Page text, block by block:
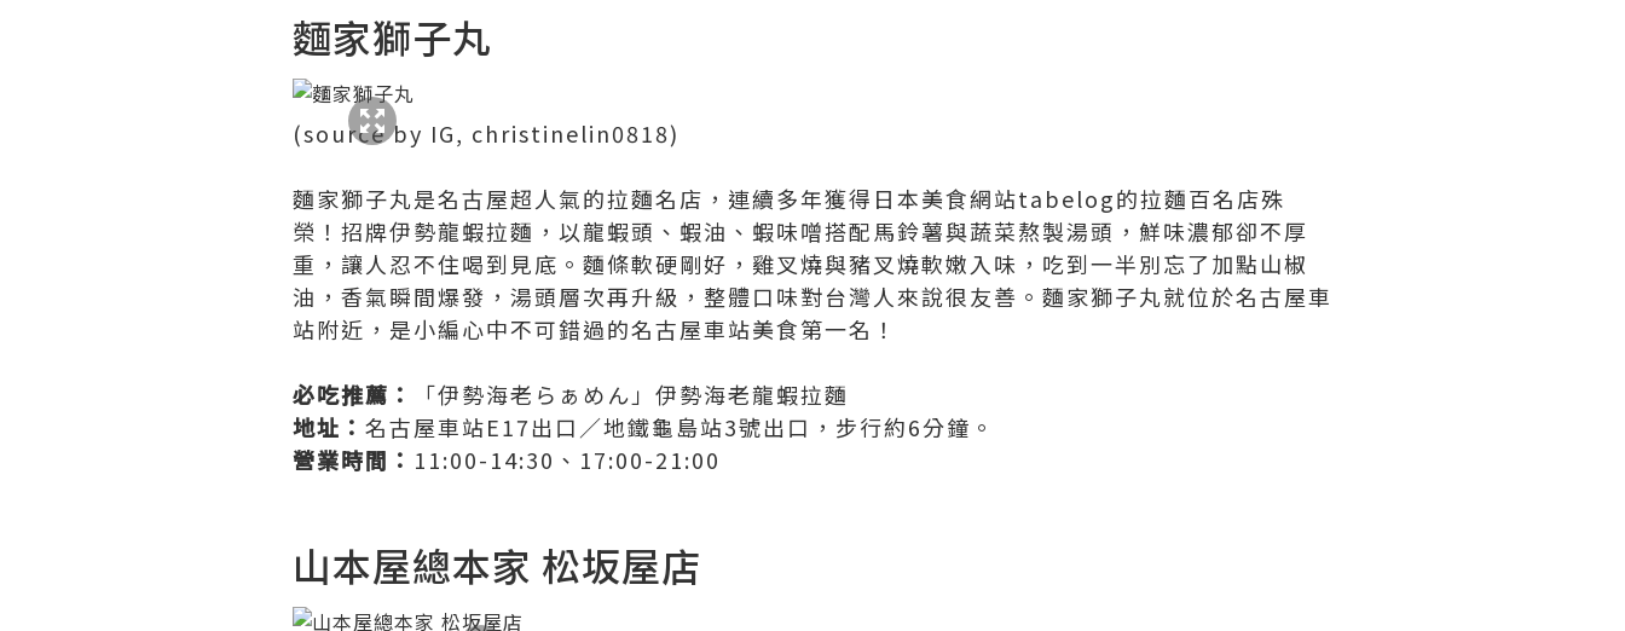
麵家獅子丸
(source by IG, christinelin0818)
麵家獅子丸是名古屋超人氣的拉麵名店，連續多年獲得日本美食網站tabelog的拉麵百名店殊
榮！招牌伊勢龍蝦拉麵，以龍蝦頭、蝦油、蝦味噌搭配馬鈴薯與蔬菜熬製湯頭，鮮味濃郁卻不厚
重，讓人忍不住喝到見底。麵條軟硬剛好，雞叉燒與豬叉燒軟嫩入味，吃到一半別忘了加點山椒
油，香氣瞬間爆發，湯頭層次再升級，整體口味對台灣人來說很友善。麵家獅子丸就位於名古屋車
站附近，是小編心中不可錯過的名古屋車站美食第一名！
必吃推薦：
「伊勢海老らぁめん」伊勢海老龍蝦拉麵
地址： 名古屋車站E17出口／地鐵龜島站3號出口，步行約6分鐘。
營業時間： 11:00-14:30、17:00-21:00
山本屋總本家 松坂屋店